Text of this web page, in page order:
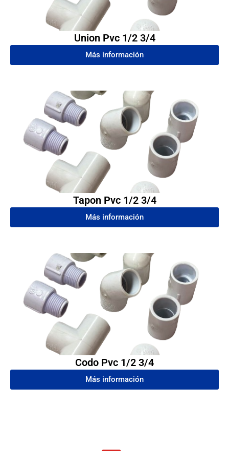
Union Pvc 1/2 3/4
Más información
Tapon Pvc 1/2 3/4
Más información
Codo Pvc 1/2 3/4
Más información